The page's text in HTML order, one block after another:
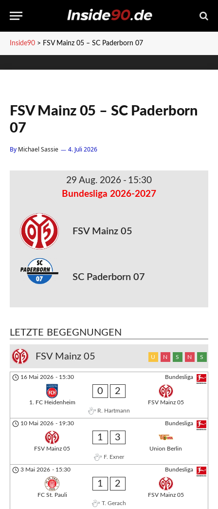
Inside90 > FSV Mainz 05 – SC Paderborn 07
FSV Mainz 05 – SC Paderborn
07
By Michael Sassie 4. Juli 2026
29 Aug. 2026 - 15:30
Bundesliga 2026-2027
FSV Mainz 05
SC Paderborn 07
LETZTE BEGEGNUNGEN
FSV Mainz 05 U N S N S
Bundesliga
16 Mai 2026 - 15:30
1. FC Heidenheim
0 2
FSV Mainz 05
R. Hartmann
Bundesliga
10 Mai 2026 - 19:30
FSV Mainz 05
1 3
Union Berlin
F. Exner
Bundesliga
3 Mai 2026 - 15:30
FC St. Pauli
1 2
FSV Mainz 05
T. Gerach